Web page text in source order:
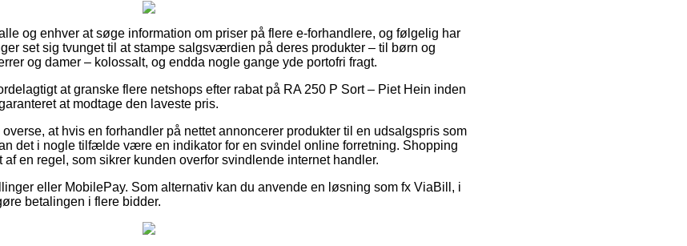
og enhver at søge information om priser på flere e-forhandlere, og følgelig har
set sig tvunget til at stampe salgsværdien på deres produkter – til børn og
og damer – kolossalt, og endda nogle gange yde portofri fragt.
at granske flere netshops efter rabat på RA 250 P Sort – Piet Hein inden
at modtage den laveste pris.
at hvis en forhandler på nettet annoncerer produkter til en udsalgspris som
det i nogle tilfælde være en indikator for en svindel online forretning. Shopping
af en regel, som sikrer kunden overfor svindlende internet handler.
eller MobilePay. Som alternativ kan du anvende en løsning som fx ViaBill, i
betalingen i flere bidder.